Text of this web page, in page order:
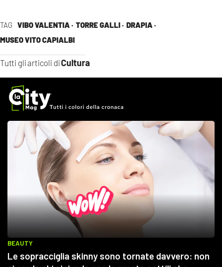
TAG VIBO VALENTIA · TORRE GALLI · DRAPIA ·
MUSEO VITO CAPIALBI
Tutti gli articoli diCultura